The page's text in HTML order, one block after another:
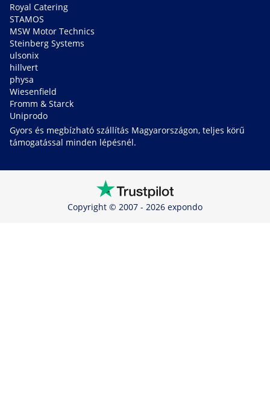
Royal Catering
STAMOS
MSW Motor Technics
Steinberg Systems
ulsonix
hillvert
physa
Wiesenfield
Fromm & Starck
Uniprodo
Gyors és megbízható szállítás Magyarországon, teljes körű
támogatással minden lépésnél.
Copyright © 2007 - 2026 expondo